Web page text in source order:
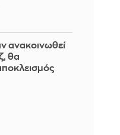
ανακοινωθεί
θα